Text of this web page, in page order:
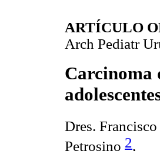
ARTÍCULO
Arch Pediatr
Carcinoma
Dres.
Petrosino 2,